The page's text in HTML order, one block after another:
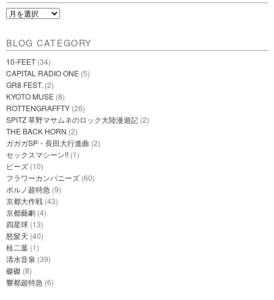
Archives
BLOG CATEGORY
10-FEET (34)
CAPITAL RADIO ONE (5)
GR8 FEST. (2)
KYOTO MUSE (8)
ROTTENGRAFFTY (26)
SPITZ 草野マサムネのロック大陸漫遊記 (2)
THE BACK HORN (2)
ガガガSP・長田大行進曲 (2)
セックスマシーン!! (1)
ピーズ (10)
フラワーカンパニーズ (60)
ポルノ超特急 (9)
京都大作戦 (43)
京都藝劇 (4)
四星球 (13)
怒髪天 (40)
桂二葉 (1)
清水音泉 (39)
磔磔 (8)
響都超特急 (6)